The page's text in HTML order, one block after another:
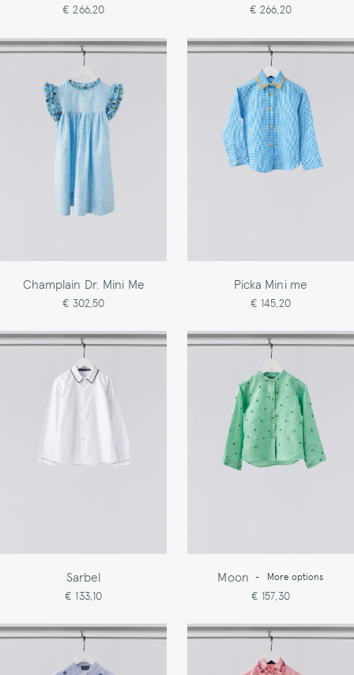
€ 266,20 € 266,20
Champlain Dr. Mini Me
€ 302,50
Picka Mini me
€ 145,20
Sarbel
€ 133,10
Moon - More options
€ 157,30